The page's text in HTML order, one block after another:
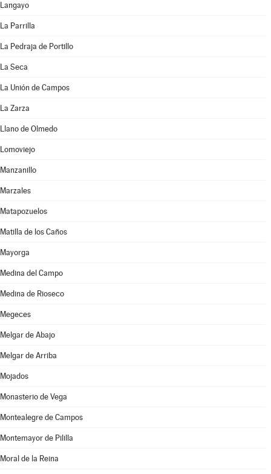
Langayo
La Parrilla
La Pedraja de Portillo
La Seca
La Unión de Campos
La Zarza
Llano de Olmedo
Lomoviejo
Manzanillo
Marzales
Matapozuelos
Matilla de los Caños
Mayorga
Medina del Campo
Medina de Rioseco
Megeces
Melgar de Abajo
Melgar de Arriba
Mojados
Monasterio de Vega
Montealegre de Campos
Montemayor de Pililla
Moral de la Reina